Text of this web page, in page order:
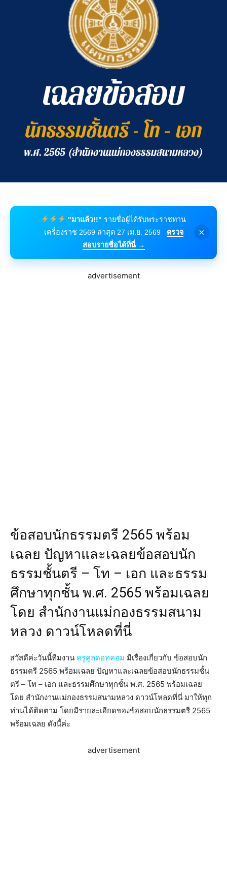
"มาแล้ว!!" รายชื่อผู้ได้รับพระราชทาน
เครื่องราช 2569 ล่าสุด 27 เม.ย. 2569
ตรวจ
สอบรายชื่อได้ที่นี่ →
×
advertisement
ข้อสอบนักธรรมตรี 2565 พร้อม
เฉลย ปัญหาและเฉลยข้อสอบนัก
ธรรมชั้นตรี – โท – เอก และธรรม
ศึกษาทุกชั้น พ.ศ. 2565 พร้อมเฉลย
โดย สำนักงานแม่กองธรรมสนาม
หลวง ดาวน์โหลดที่นี่
สวัสดีค่ะวันนี้ทีมงาน ครูคูลดอทคอม มีเรื่องเกี่ยวกับ ข้อสอบนัก
ธรรมตรี 2565 พร้อมเฉลย ปัญหาและเฉลยข้อสอบนักธรรมชั้น
ตรี – โท – เอก และธรรมศึกษาทุกชั้น พ.ศ. 2565 พร้อมเฉลย
โดย สำนักงานแม่กองธรรมสนามหลวง ดาวน์โหลดที่นี่ มาให้ทุก
ท่านได้ติดตาม โดยมีรายละเอียดของข้อสอบนักธรรมตรี 2565
พร้อมเฉลย ดังนี้ค่ะ
advertisement